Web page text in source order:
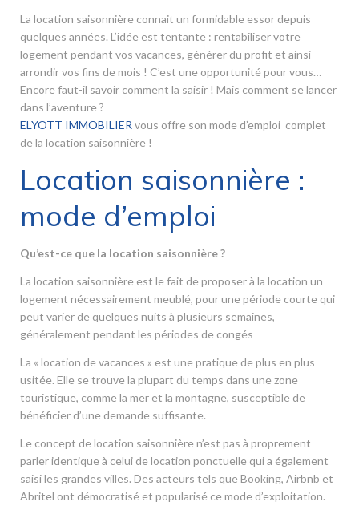
La location saisonnière connait un formidable essor depuis
quelques années. L’idée est tentante : rentabiliser votre
logement pendant vos vacances, générer du profit et ainsi
arrondir vos fins de mois ! C’est une opportunité pour vous…
Encore faut-il savoir comment la saisir ! Mais comment se lancer
dans l’aventure ?
ELYOTT IMMOBILIER vous offre son mode d’emploi complet
de la location saisonnière !
Location saisonnière :
mode d’emploi
Qu’est-ce que la location saisonnière ?
La location saisonnière est le fait de proposer à la location un
logement nécessairement meublé, pour une période courte qui
peut varier de quelques nuits à plusieurs semaines,
généralement pendant les périodes de congés
La « location de vacances » est une pratique de plus en plus
usitée. Elle se trouve la plupart du temps dans une zone
touristique, comme la mer et la montagne, susceptible de
bénéficier d’une demande suffisante.
Le concept de location saisonnière n’est pas à proprement
parler identique à celui de location ponctuelle qui a également
saisi les grandes villes. Des acteurs tels que Booking, Airbnb et
Abritel ont démocratisé et popularisé ce mode d’exploitation.